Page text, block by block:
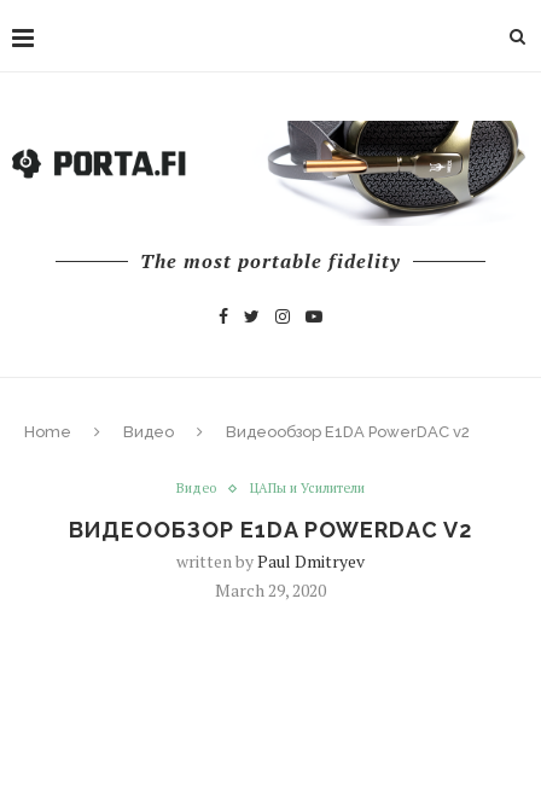
The most portable fidelity
Home Видео Видеообзор E1DA PowerDAC v2
Видео ЦАПы и Усилители
ВИДЕООБЗОР E1DA POWERDAC V2
written byPaul Dmitryev
March 29, 2020